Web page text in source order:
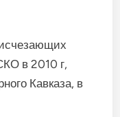
в 2010 г,
Кавказа, в